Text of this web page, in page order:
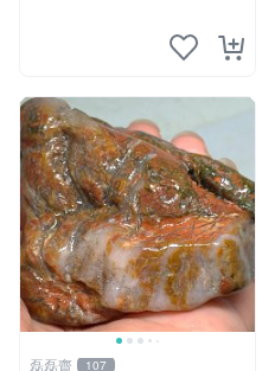
磊磊齋 107